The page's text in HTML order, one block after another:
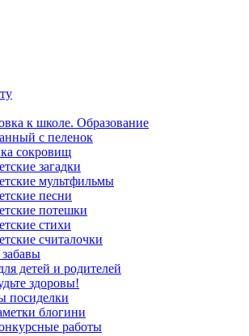
к школе. Образование
с пеленок
сокровищ
загадки
мультфильмы
песни
потешки
стихи
считалочки
детей и родителей
здоровы!
посиделки
блогини
работы